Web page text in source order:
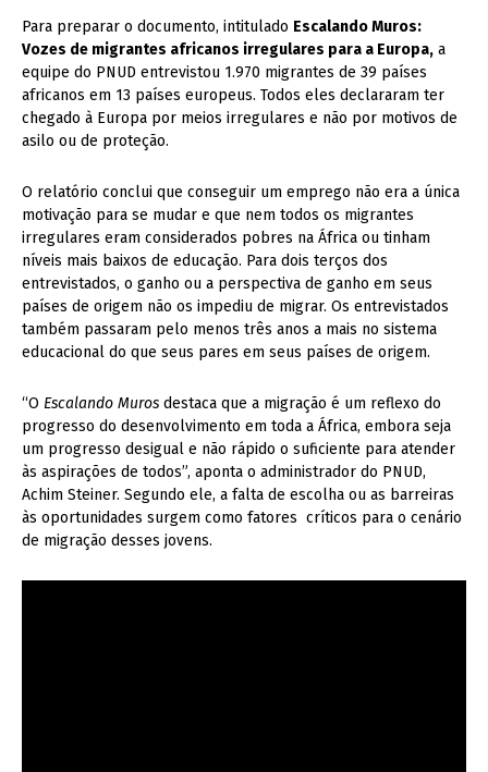
Para preparar o documento, intitulado Escalando Muros:
Vozes de migrantes africanos irregulares para a Europa, a
equipe do PNUD entrevistou 1.970 migrantes de 39 países
africanos em 13 países europeus. Todos eles declararam ter
chegado à Europa por meios irregulares e não por motivos de
asilo ou de proteção.
O relatório conclui que conseguir um emprego não era a única
motivação para se mudar e que nem todos os migrantes
irregulares eram considerados pobres na África ou tinham
níveis mais baixos de educação. Para dois terços dos
entrevistados, o ganho ou a perspectiva de ganho em seus
países de origem não os impediu de migrar. Os entrevistados
também passaram pelo menos três anos a mais no sistema
educacional do que seus pares em seus países de origem.
“O Escalando Muros destaca que a migração é um reflexo do
progresso do desenvolvimento em toda a África, embora seja
um progresso desigual e não rápido o suficiente para atender
às aspirações de todos”, aponta o administrador do PNUD,
Achim Steiner. Segundo ele, a falta de escolha ou as barreiras
às oportunidades surgem como fatores críticos para o cenário
de migração desses jovens.